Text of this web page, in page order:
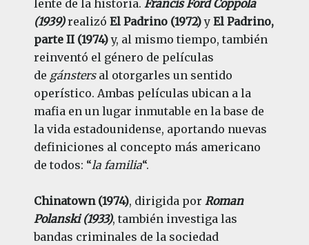
lente de la historia. Francis Ford Coppola
(1939)realizó El Padrino (1972)y El Padrino,
parte II (1974)y, al mismo tiempo, también
reinventó el género de películas
de gánstersal otorgarles un sentido
operístico. Ambas películas ubican a la
mafia en un lugar inmutable en la base de
la vida estadounidense, aportando nuevas
definiciones al concepto más americano
de todos: “la familia“.
Chinatown (1974), dirigida por Roman
Polanski (1933), también investiga las
bandas criminales de la sociedad